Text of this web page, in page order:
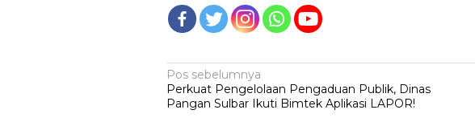
Navigasi
pos
Pos sebelumnya
Perkuat Pengelolaan Pengaduan Publik, Dinas
Pangan Sulbar Ikuti Bimtek Aplikasi LAPOR!